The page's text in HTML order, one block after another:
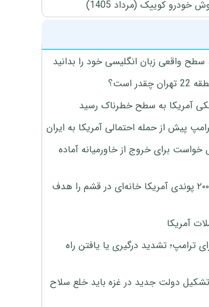
کوییک (مرداد 1405)
واقعی زبان انگلیسی خود را بدانید
است؟
آمریکا به سطح خطرناک رسید
پیش از حمله احتمالی آمریکا به ایران
خواست برای خروج از خاورمیانه آماده
نیویورک‌تایمز: بمب ۲۰۰۰ پوندی آمریکا خانه‌ای در قشم را هدف
آمریکا
ترامپ؛ تشدید درگیری یا یافتن راه
دولت جدید در غزه باید خلع سلاح